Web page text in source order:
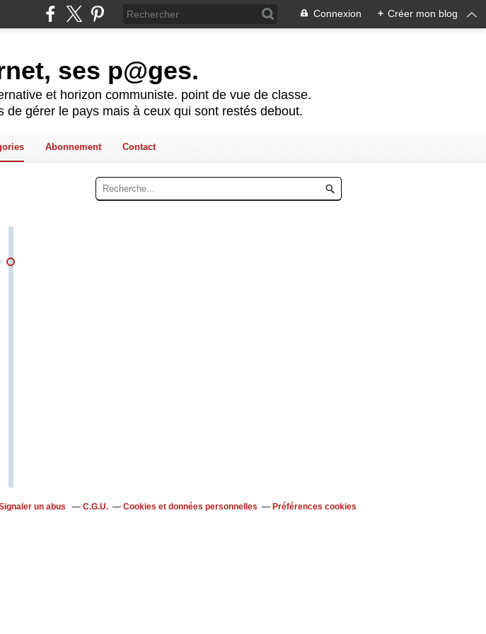
Connexion + Créer mon blog
ses p@ges.
et horizon communiste. point de vue de classe.
gérer le pays mais à ceux qui sont restés debout.
Abonnement Contact
un abus C.G.U. Cookies et données personnelles Préférences cookies